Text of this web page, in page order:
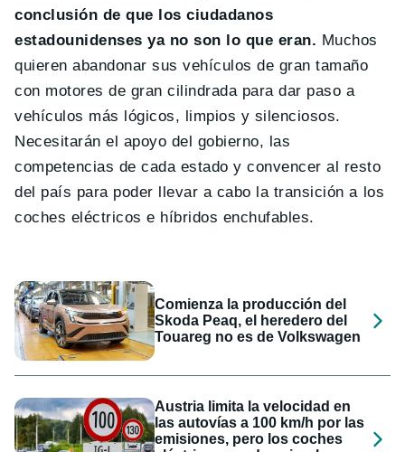
conclusión de que los ciudadanos
estadounidenses ya no son lo que eran. Muchos
quieren abandonar sus vehículos de gran tamaño
con motores de gran cilindrada para dar paso a
vehículos más lógicos, limpios y silenciosos.
Necesitarán el apoyo del gobierno, las
competencias de cada estado y convencer al resto
del país para poder llevar a cabo la transición a los
coches eléctricos e híbridos enchufables.
Comienza la producción del
Skoda Peaq, el heredero del
Touareg no es de Volkswagen
Austria limita la velocidad en
las autovías a 100 km/h por las
emisiones, pero los coches